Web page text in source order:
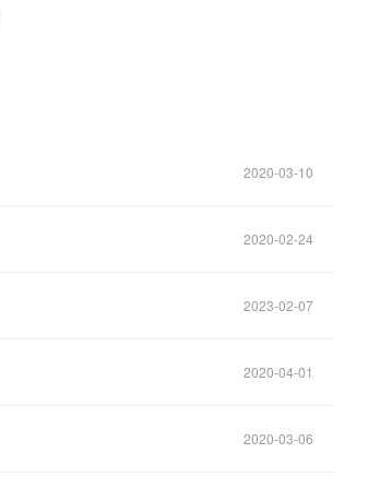
2020-03-10
2020-02-24
2023-02-07
2020-04-01
2020-03-06